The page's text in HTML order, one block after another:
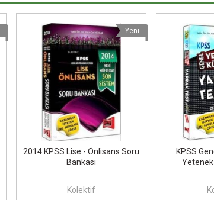
Yeni
2014 KPSS Lise - Önlisans Soru
Bankası
Kolektif
KPSS